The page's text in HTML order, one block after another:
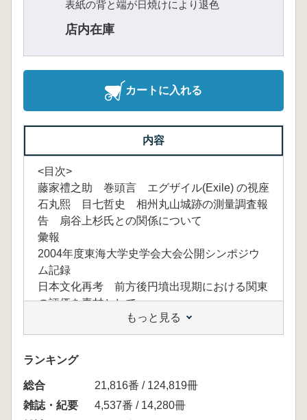
表紙の背と端が日焼けにより退色
店内在庫
カートに入れる
内容
<目次>
藤家禮之助 巻頭言 エグザイル(Exile) の視座
石丸熙 目七哲史 相州丸山城跡の測量調査報
告 扇谷上杉氏との関係について
彙報
2004年度東海大学史学会大会公開シンポジウ
ム記録
日本文化再考 前方後円墳出現期における関東
の評価を素材として
北條芳隆 基調報告 前方後円墳出現期に託
された幻想としての『日本文化』 成立過程
大賀克彦 前方後円墳が築かれるとき 古墳
時代前期の中心と周辺
立花 実 神奈川県西部地域における古墳の
成立過程
もっと見る
ランキング
総合
21,816番 / 124,819冊
雑誌・紀要
4,537番 / 14,280冊